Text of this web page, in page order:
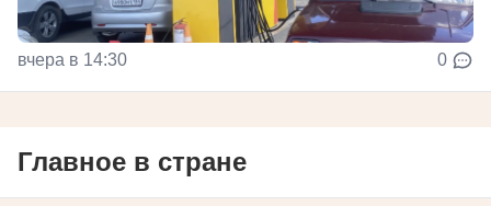
вчера в 14:30 0
Главное в стране